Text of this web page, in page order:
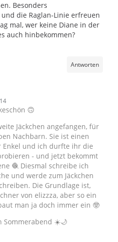
Besonders
die Raglan-Linie erfreuen
mal, wer keine Diane in der
auch hinbekommen?
Antworten
🙃
Jäckchen angefangen, für
Nachbarn. Sie ist einen
Enkel und ich durfte ihr die
- und jetzt bekommt
🧶 Diesmal schreibe ich
und werde zum Jäckchen
Die Grundlage ist,
von elizzza, aber so ein
man ja doch immer ein 🤓
Sommerabend ☀️🌙